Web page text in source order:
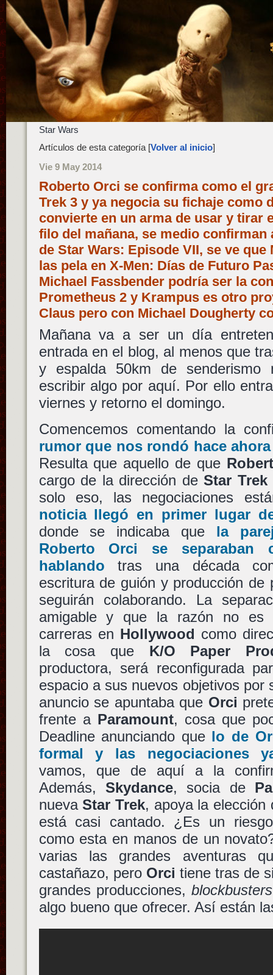
Star Wars
Artículos de esta categoría [Volver al inicio]
Vie 9 May 2014
Roberto Orci se confirma como el
Trek 3 y ya negocia su fichaje como
convierte en un arma de usar y tirar
filo del mañana, se medio
de Star Wars: Episode VII, se ve
las pela en X-Men: Días de Futuro
Michael Fassbender podría ser la
Prometheus 2 y Krampus es otro
Claus pero con Michael Dougherty
Mañana va a ser un día
entrada en el blog, al menos que
y espalda 50km de senderismo
escribir algo por aquí. Por ello
viernes y retorno el domingo.
Comencemos comentando la
rumor que nos rondó hace
Resulta que aquello de que
cargo de la dirección deStar
solo eso, las negociaciones
noticia llegó en primer lugar
donde se indicaba que la
Roberto Orci se separaban
hablando tras una década
escritura de guión y producción de
seguirán colaborando. La
amigable y que la razón no es
carreras en Hollywood como
la cosa que K/O Paper
productora, será reconfigurada
espacio a sus nuevos objetivos por
anuncio se apuntaba que Orci
frente a Paramount, cosa que
Deadline anunciando que lo de
formal y las negociaciones
vamos, que de aquí a la
Además, Skydance, socia de
nuevaStar Trek, apoya la
está casi cantado. ¿Es un
como esta en manos de un
varias las grandes aventuras
castañazo, pero Orci tiene tras de
grandes producciones,blockbusters
algo bueno que ofrecer. Así están